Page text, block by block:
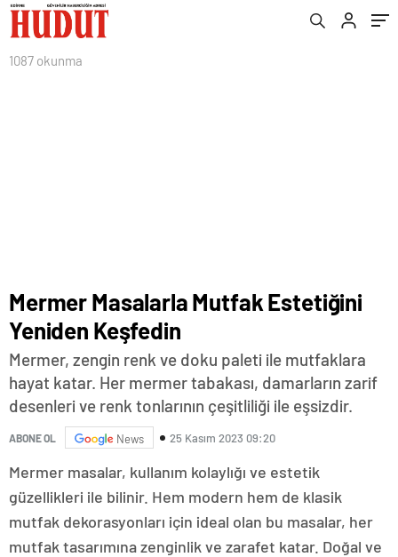
1087 okunma
Mermer Masalarla Mutfak Estetiğini
Yeniden Keşfedin
Mermer, zengin renk ve doku paleti ile mutfaklara
hayat katar. Her mermer tabakası, damarların zarif
desenleri ve renk tonlarının çeşitliliği ile eşsizdir.
ABONE OL News 25 Kasım 2023 09:20
Mermer masalar, kullanım kolaylığı ve estetik
güzellikleri ile bilinir. Hem modern hem de klasik
mutfak dekorasyonları için ideal olan bu masalar, her
mutfak tasarımına zenginlik ve zarafet katar. Doğal ve